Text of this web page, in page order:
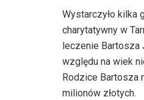
Wystarczyło kilka
charytatywny w
leczenie Bartosza
względu na wiek
Rodzice Bartosza
milionów złotych.